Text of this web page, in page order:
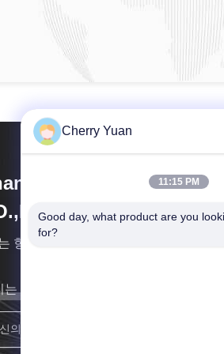
RY Electronic
항상 구매자 위주, 시장 지향 " 목적을
는 최대한 빨리 당신에 되돌아갈 것입니
Cherry Yuan
11:15 PM
Good day, what product are you
for?